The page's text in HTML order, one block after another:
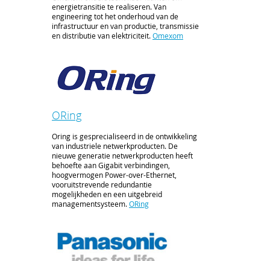
energietransitie te realiseren. Van
engineering tot het onderhoud van de
infrastructuur en van productie, transmissie
en distributie van elektriciteit.Omexom
ORing
Oring is gesprecialiseerd in de ontwikkeling
van industriele netwerkproducten. De
nieuwe generatie netwerkproducten heeft
behoefte aan Gigabit verbindingen,
hoogvermogen Power-over-Ethernet,
vooruitstrevende redundantie
mogelijkheden en een uitgebreid
managementsysteem.ORing